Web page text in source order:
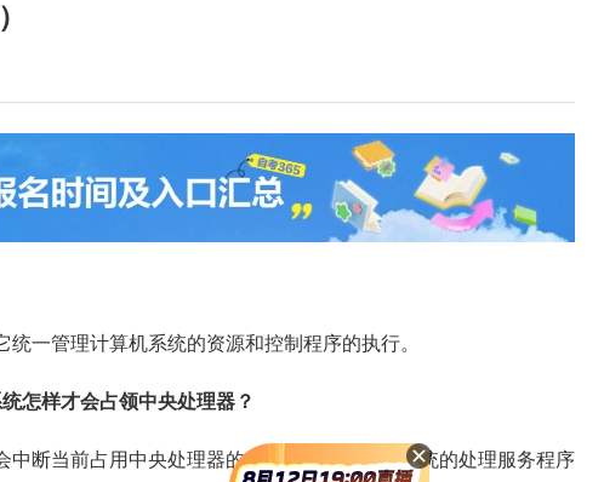
管理计算机系统的资源和控制程序的执行。
怎样才会占领中央处理器？
断当前占用中央处理器的程序执行，让操作系统的处理服务程序